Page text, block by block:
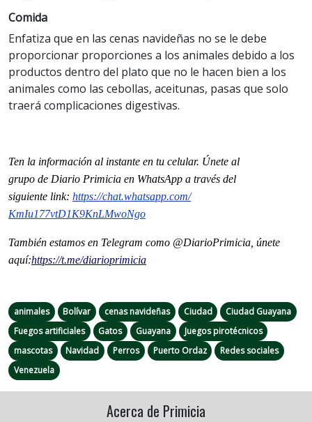
Comida
Enfatiza que en las cenas navideñas no se le debe
proporcionar proporciones a los animales debido a los
productos dentro del plato que no le hacen bien a los
animales como las cebollas, aceitunas, pasas que solo
traerá complicaciones digestivas.
Ten la información al instante en tu celular. Únete al
grupo de Diario Primicia en WhatsApp a través del
siguiente link: https://chat.whatsapp.com/
KmIu177vtD1K9KnLMwoNgo
También estamos en Telegram como @DiarioPrimicia, únete
aquí:https://t.me/diarioprimicia
animales Bolívar cenas navideñas Ciudad
Ciudad Guayana
Fuegos artificiales
Gatos Guayana
Juegos pirotécnicos
mascotas
Navidad Perros Puerto Ordaz
Redes sociales
Venezuela
Acerca de Primicia